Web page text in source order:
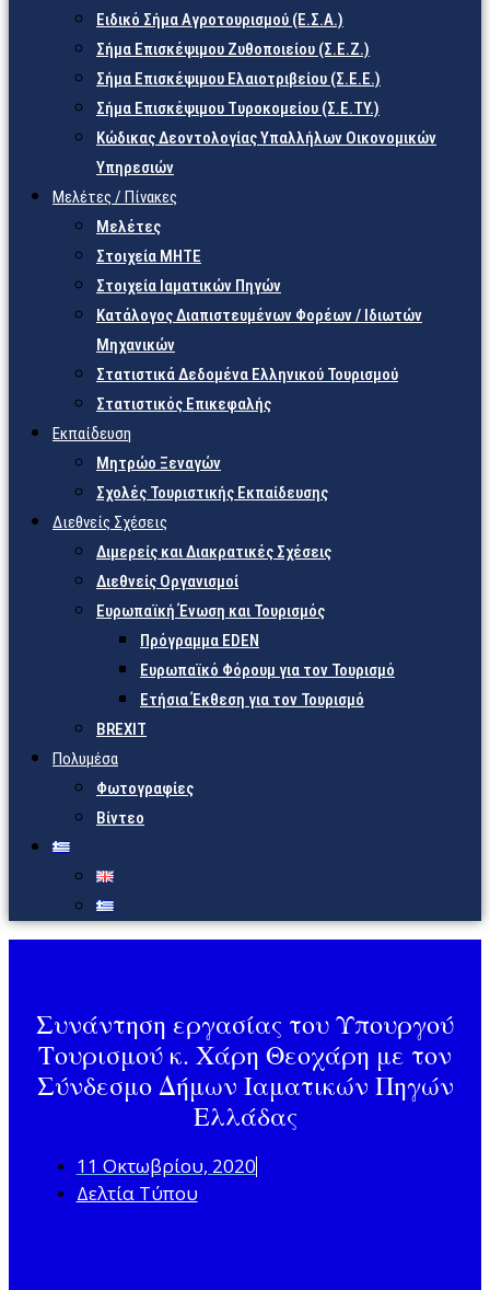
Ειδικό Σήμα Αγροτουρισμού (Ε.Σ.Α.)
Σήμα Επισκέψιμου Ζυθοποιείου (Σ.Ε.Ζ.)
Σήμα Επισκέψιμου Ελαιοτριβείου (Σ.Ε.Ε.)
Σήμα Επισκέψιμου Τυροκομείου (Σ.Ε.TY.)
Κώδικας Δεοντολογίας Υπαλλήλων Οικονομικών
Υπηρεσιών
Μελέτες / Πίνακες
Μελέτες
Στοιχεία ΜΗΤΕ
Στοιχεία Ιαματικών Πηγών
Κατάλογος Διαπιστευμένων Φορέων / Ιδιωτών
Μηχανικών
Στατιστικά Δεδομένα Ελληνικού Τουρισμού
Στατιστικός Επικεφαλής
Εκπαίδευση
Μητρώο Ξεναγών
Σχολές Τουριστικής Εκπαίδευσης
Διεθνείς Σχέσεις
Διμερείς και Διακρατικές Σχέσεις
Διεθνείς Οργανισμοί
Ευρωπαϊκή Ένωση και Τουρισμός
Πρόγραμμα EDEN
Ευρωπαϊκό Φόρουμ για τον Τουρισμό
Ετήσια Έκθεση για τον Τουρισμό
BREXIT
Πολυμέσα
Φωτογραφίες
Βίντεο
Συνάντηση εργασίας του Υπουργού
Τουρισμού κ. Χάρη Θεοχάρη με τον
Σύνδεσμο Δήμων Ιαματικών Πηγών
Ελλάδας
11 Οκτωβρίου, 2020
Δελτία Τύπου